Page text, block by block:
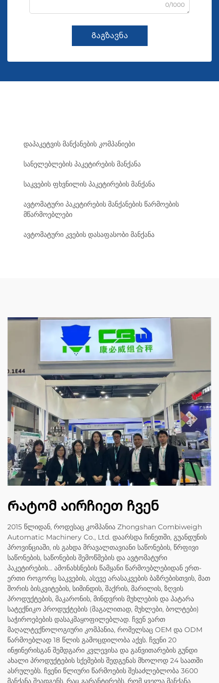
0/1000
Გაგზავნა
დაპაკეტვის მანქანების კომპანიები
სანელებლების პაკეტირების მანქანა
საკვების ფხვნილის პაკეტირების მანქანა
ავტომატური პაკეტირების მანქანების წარმოების
მწარმოებლები
ავტომატური კვების დასაფასობი მანქანა
Რატომ აირჩიეთ ჩვენ
2015 წლიდან, როდესაც კომპანია Zhongshan Combiweigh
Automatic Machinery Co., Ltd. დაარსდა ჩინეთში, გუანდუნის
პროვინციაში, ის გახდა მრავალთავიანი საწონების, წრფივი
საწონების, საწონების შემოწმების და ავტომატური
პაკეტირების... ამონახსნების წამყანი წარმოებლებიდან ერთ-
ერთი როგორც საკვების, ასევე არასაკვების ბაზრებისთვის, მათ
შორის ბისკვიტების, სიმინდის, შაქრის, მარილის, ზღვის
პროდუქტების, მაკარონის, მინდვრის მუხლების და პატარა
სატექნიკო პროდუქტების (მაგალითად, მუხლები, ბოლტები)
საჭიროებების დასაკმაყოფილებლად. ჩვენ ვართ
მაღალტექნოლოგიური კომპანია, რომელსაც OEM და ODM
წარმოებლად 18 წლის გამოცდილობა აქვს. ჩვენი 20
ინჟინერისგან შემდგარი კვლევისა და განვითარების გუნდი
ახალი პროდუქტების სქემების შედგენას მხოლოდ 24 საათში
ასრულებს. ჩვენი წლიური წარმოების შესაძლებლობა 3600
მანქანა შეადგენს, რაც გარანტირებს, რომ ყველა მანქანა